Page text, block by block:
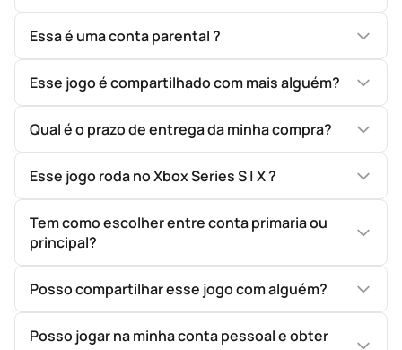
Essa é uma conta parental ?
Esse jogo é compartilhado com mais alguém?
Qual é o prazo de entrega da minha compra?
Esse jogo roda no Xbox Series S | X ?
Tem como escolher entre conta primaria ou
principal?
Posso compartilhar esse jogo com alguém?
Posso jogar na minha conta pessoal e obter